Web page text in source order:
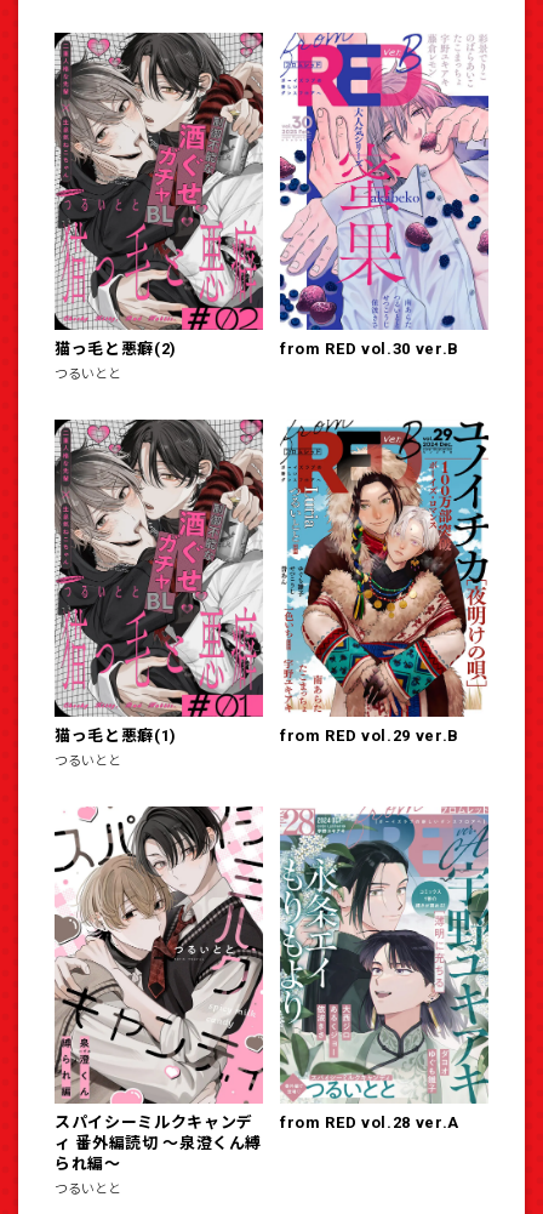
猫っ毛と悪癖(2)
つるいとと
from RED vol.30 ver.B
猫っ毛と悪癖(1)
つるいとと
from RED vol.29 ver.B
スパイシーミルクキャンデ
ィ 番外編読切 ～泉澄くん縛
られ編～
つるいとと
from RED vol.28 ver.A